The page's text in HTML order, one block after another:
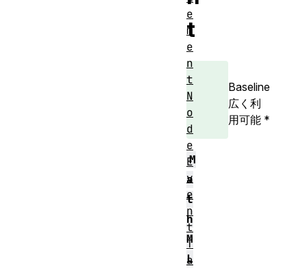
t
Baseline
広く利
用可能 *
M
a
t
h
M
L
e
m
e
n
t
N
o
d
e
E
v
e
n
t
T
a